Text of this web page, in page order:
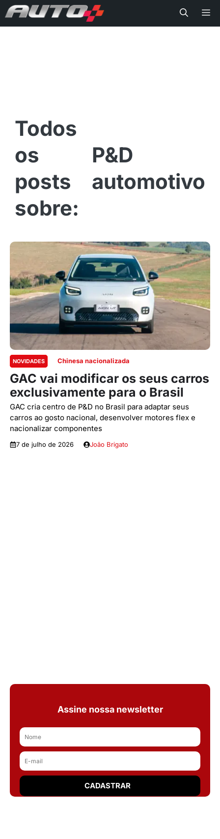
P&D
automotivo
NOVIDADES Chinesa nacionalizada
GAC vai modificar os seus carros
exclusivamente para o Brasil
GAC cria centro de P&D no Brasil para adaptar seus
carros ao gosto nacional, desenvolver motores flex e
nacionalizar componentes
7 de julho de 2026 João Brigato
Assine nossa newsletter